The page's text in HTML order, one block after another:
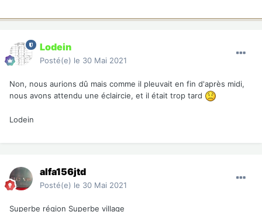
Lodein
Posté(e) le 30 Mai 2021
Non, nous aurions dû mais comme il pleuvait en fin d'après midi,
nous avons attendu une éclaircie, et il était trop tard
Lodein
alfa156jtd
Posté(e) le 30 Mai 2021
Superbe région Superbe village